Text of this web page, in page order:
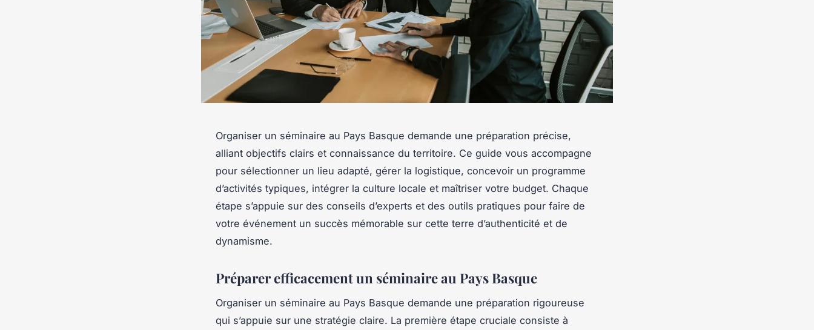
Organiser un séminaire au Pays Basque demande une préparation précise,
alliant objectifs clairs et connaissance du territoire. Ce guide vous accompagne
pour sélectionner un lieu adapté, gérer la logistique, concevoir un programme
d’activités typiques, intégrer la culture locale et maîtriser votre budget. Chaque
étape s’appuie sur des conseils d’experts et des outils pratiques pour faire de
votre événement un succès mémorable sur cette terre d’authenticité et de
dynamisme.
Préparer efficacement un séminaire au Pays Basque
Organiser un séminaire au Pays Basque demande une préparation rigoureuse
qui s’appuie sur une stratégie claire. La première étape cruciale consiste à